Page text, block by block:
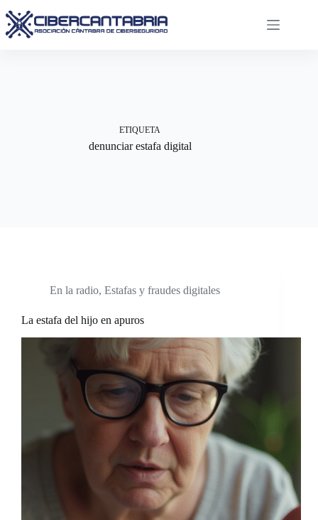
al
contenido
ETIQUETA
denunciar estafa digital
En la radio, Estafas y fraudes digitales
La estafa del hijo en apuros